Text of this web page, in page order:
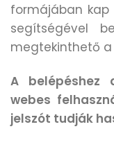
formájában kap
segítségével
megtekinthető
A belépéshez
webes
jelszót tudják